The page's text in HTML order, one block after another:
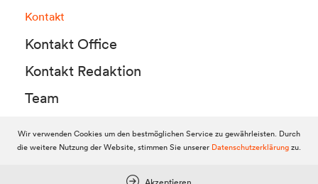
Kontakt
Kontakt Office
Kontakt Redaktion
Team
© 2010-2026 Dolomitenstadt.at
Wir verwenden Cookies um den bestmöglichen Service zu gewährleisten. Durch
die weitere Nutzung der Website, stimmen Sie unserer Datenschutzerklärungzu.